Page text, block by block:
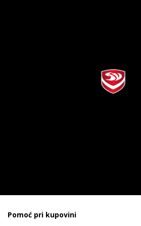
Pomoć pri kupovini